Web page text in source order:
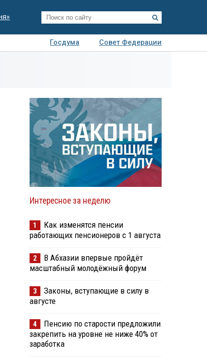
Госдума
Совет Федерации
Интересное за неделю
1
Как изменятся пенсии
работающих пенсионеров с 1 августа
2
В Абхазии впервые пройдёт
масштабный молодёжный форум
3
Законы, вступающие в силу в
августе
4
Пенсию по старости предложили
закрепить на уровне не ниже 40% от
заработка